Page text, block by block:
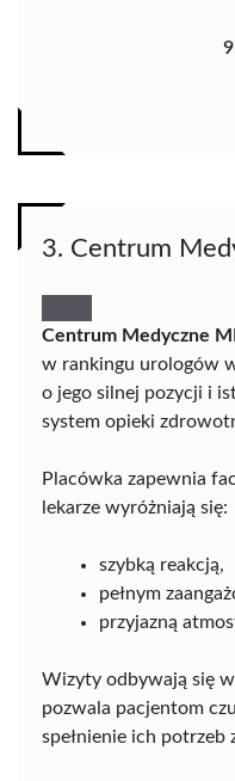
3. Centrum
Centrum Medyczne
w rankingu urologów
o jego silnej pozycji i
system opieki
Placówka zapewnia
lekarze wyróżniają się:
szybką reakcją,
pełnym
przyjazną
Wizyty odbywają się
pozwala pacjentom
spełnienie ich potrzeb